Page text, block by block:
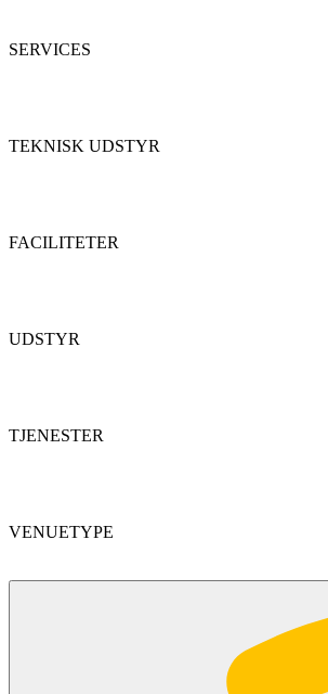
SERVICES
TEKNISK UDSTYR
FACILITETER
UDSTYR
TJENESTER
VENUETYPE